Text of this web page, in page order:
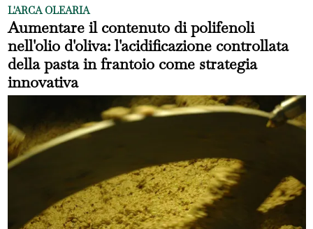
L'ARCA OLEARIA
Aumentare il contenuto di polifenoli
nell'olio d'oliva: l'acidificazione controllata
della pasta in frantoio come strategia
innovativa